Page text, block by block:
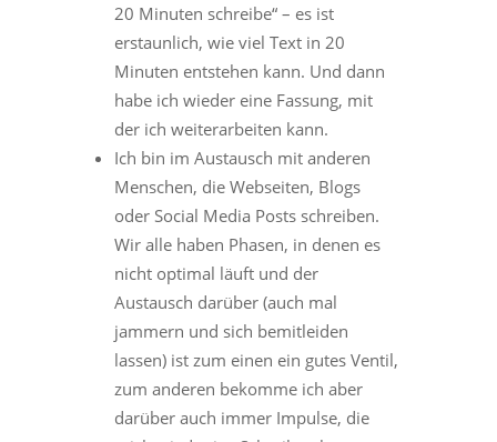
20 Minuten schreibe“ – es ist
erstaunlich, wie viel Text in 20
Minuten entstehen kann. Und dann
habe ich wieder eine Fassung, mit
der ich weiterarbeiten kann.
Ich bin im Austausch mit anderen
Menschen, die Webseiten, Blogs
oder Social Media Posts schreiben.
Wir alle haben Phasen, in denen es
nicht optimal läuft und der
Austausch darüber (auch mal
jammern und sich bemitleiden
lassen) ist zum einen ein gutes Ventil,
zum anderen bekomme ich aber
darüber auch immer Impulse, die